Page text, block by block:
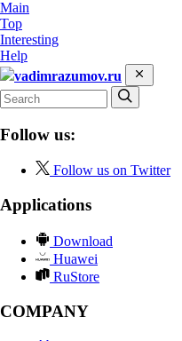
Main
Top
Interesting
Help
vadimrazumov.ru
Follow us:
Follow us on Twitter
Applications
Download
Huawei
RuStore
COMPANY